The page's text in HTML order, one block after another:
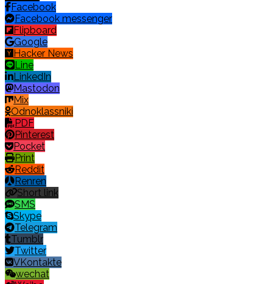
Facebook
Facebook messenger
Flipboard
Google
Hacker News
Line
LinkedIn
Mastodon
Mix
Odnoklassniki
PDF
Pinterest
Pocket
Print
Reddit
Renren
Short link
SMS
Skype
Telegram
Tumblr
Twitter
VKontakte
wechat